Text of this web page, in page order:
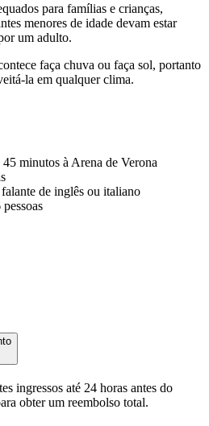
para famílias e crianças,
menores de idade devam estar
um adulto.
faça chuva ou faça sol, portanto
la em qualquer clima.
minutos à Arena de Verona
de inglês ou italiano
ingressos até 24 horas antes do
obter um reembolso total.